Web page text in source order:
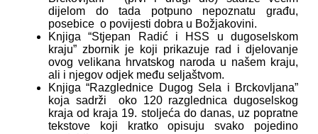
dijelom do tada potpuno nepoznatu građu,
posebice o povijesti dobra u Božjakovini.
Knjiga “Stjepan Radić i HSS u dugoselskom
kraju” zbornik je koji prikazuje rad i djelovanje
ovog velikana hrvatskog naroda u našem kraju,
ali i njegov odjek među seljaštvom.
Knjiga “Razglednice Dugog Sela i Brckovljana”
koja sadrži oko 120 razglednica dugoselskog
kraja od kraja 19. stoljeća do danas, uz popratne
tekstove koji kratko opisuju svako pojedino